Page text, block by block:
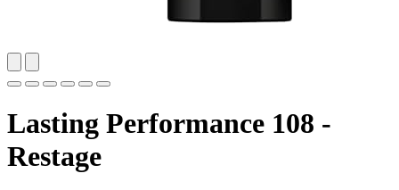
Lasting Performance 108 -
Restage